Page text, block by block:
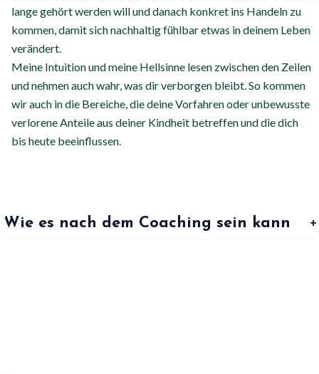
lange gehört werden will und danach konkret ins Handeln zu
kommen, damit sich nachhaltig fühlbar etwas in deinem Leben
verändert.
Meine Intuition und meine Hellsinne lesen zwischen den Zeilen
und nehmen auch wahr, was dir verborgen bleibt. So kommen
wir auch in die Bereiche, die deine Vorfahren oder unbewusste
verlorene Anteile aus deiner Kindheit betreffen und die dich
bis heute beeinflussen.
Wie es nach dem Coaching sein kann +